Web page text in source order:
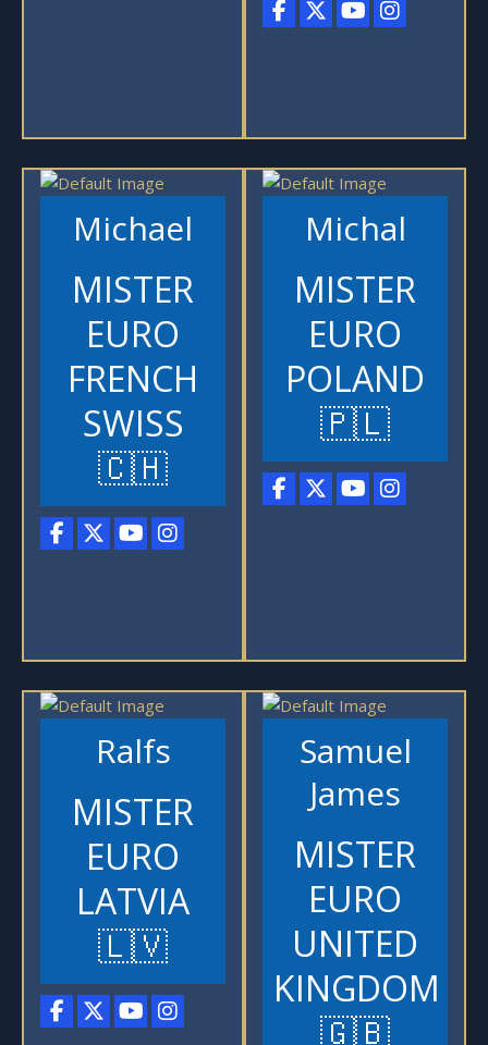
Michael
MISTER
EURO
FRENCH
SWISS
🇨🇭
Michal
MISTER
EURO
POLAND
🇵🇱
Ralfs
MISTER
EURO
LATVIA
🇱🇻
Samuel
James
MISTER
EURO
UNITED
KINGDOM
🇬🇧